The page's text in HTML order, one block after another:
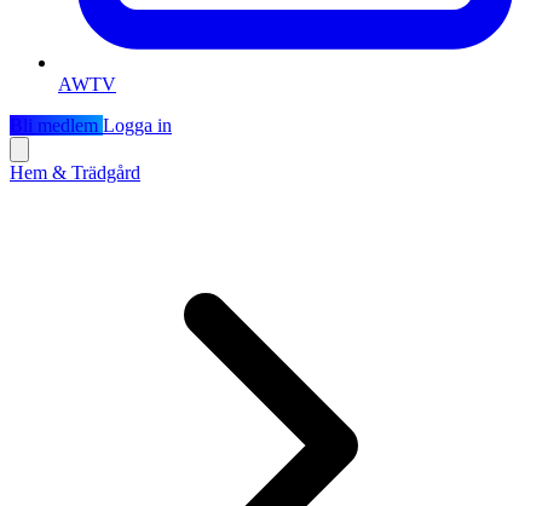
AWTV
Bli medlem Logga in
Hem & Trädgård